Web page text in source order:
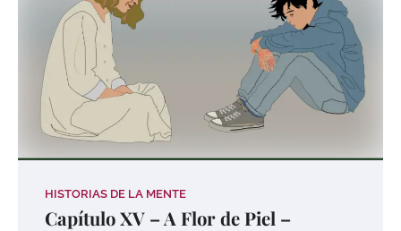
HISTORIAS DE LA MENTE
Capítulo XV – A Flor de Piel –